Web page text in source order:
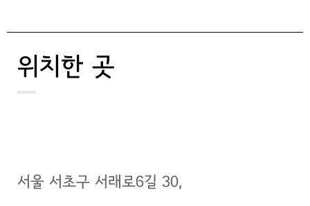
위치한 곳
서울 서초구 서래로6길 30,